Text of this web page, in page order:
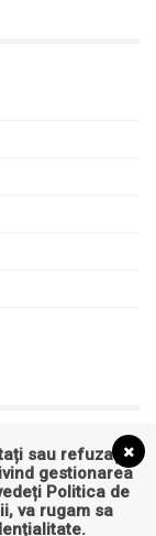
sau refuzați
gestionarea
Politica de
va rugam sa
.